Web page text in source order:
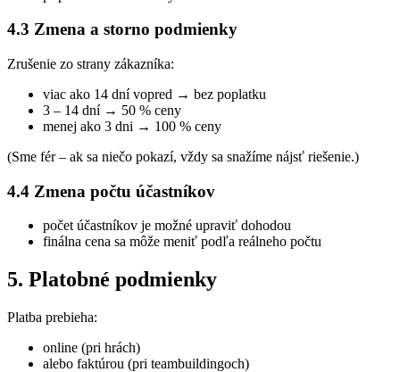
4.3 Zmena a storno podmienky
Zrušenie zo strany zákazníka:
viac ako 14 dní vopred → bez poplatku
3 – 14 dní → 50 % ceny
menej ako 3 dni → 100 % ceny
(Sme fér – ak sa niečo pokazí, vždy sa snažíme nájsť riešenie.)
4.4 Zmena počtu účastníkov
počet účastníkov je možné upraviť dohodou
finálna cena sa môže meniť podľa reálneho počtu
5. Platobné podmienky
Platba prebieha:
online (pri hrách)
alebo faktúrou (pri teambuildingoch)